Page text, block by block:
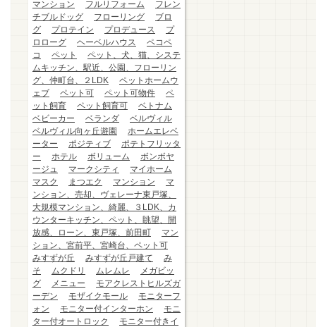
マンション フルリフォーム
フレン
チブルドッグ
フローリング
ブロ
グ
プロテイン プロデュース
プ
ロローグ
ヘーベルハウス
ペコペ
コ
ペット
ペット、犬、猫、システ
ムキッチン、駅近、公園、フローリン
グ、仲町台、２LDK
ペットホームウ
ェブ
ペット可 ペット可物件
ペ
ット飼育
ペット飼育可
ベトナム
ベビーカー
ベランダ
ベルヴィル
ベルヴィル向ヶ丘遊園
ホームエレベ
ーター
ポジティブ
ポテトフリッタ
ー
ホテル ボリューム
ボンボヤ
ージュ
マークシティ
マイホーム
マスク
まつエク マンション
マ
ンション、売却、ヴェレーナ東戸塚、
大規模マンション、綺麗、３LDK、カ
ウンターキッチン、ペット、眺望、開
放感、ローン、東戸塚、前田町
マン
ション、宮前平、宮崎台、ペット可
みすずが丘
みすずが丘戸建て
み
そ
ムクドリ ムレムレ
メガビッ
グ
メニュー
モアクレストヒルズガ
ーデン
モザイクモール
モニターフ
ォン
モニター付インターホン
モニ
ター付オートロック
モニター付きイ